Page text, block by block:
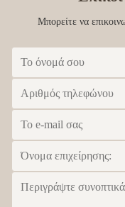
Μπορείτε να